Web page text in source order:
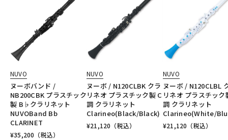
NUVO
ヌーボバンド /
NB200CBK プラスチック
製 B♭クラリネット
NUVOBand Bb
CLARINET
¥35,200 （税込）
NUVO
ヌーボ / N120CLBK クラ
リネオ プラスチック製 C
調 クラリネット
Clarineo(Black/Black)
¥21,120 （税込）
NUVO
ヌーボ / N120CLBL
リネオ プラスチック
調 クラリネット
Clarineo(White/
¥21,120 （税込）